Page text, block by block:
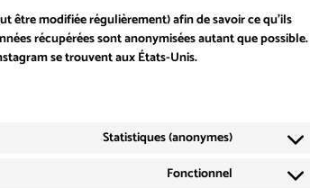
être modifiée régulièrement) afin de savoir ce qu’ils
récupérées sont anonymisées autant que possible.
se trouvent aux États-Unis.
Statistiques (anonymes)
Fonctionnel